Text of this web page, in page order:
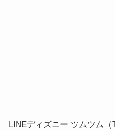
LINEディズニー ツムツム